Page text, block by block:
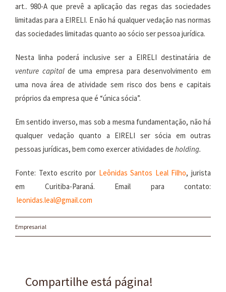
art.. 980-A que prevê a aplicação das regas das sociedades
limitadas para a EIRELI. E não há qualquer vedação nas normas
das sociedades limitadas quanto ao sócio ser pessoa jurídica.
Nesta linha poderá inclusive ser a EIRELI destinatária de
venture capitalde uma empresa para desenvolvimento em
uma nova área de atividade sem risco dos bens e capitais
próprios da empresa que é “única sócia”.
Em sentido inverso, mas sob a mesma fundamentação, não há
qualquer vedação quanto a EIRELI ser sócia em outras
pessoas jurídicas, bem como exercer atividades de holding.
Fonte: Texto escrito por Leônidas Santos Leal Filho, jurista
em Curitiba-Paraná. Email para contato:
leonidas.leal@gmail.com
Empresarial
Compartilhe está página!